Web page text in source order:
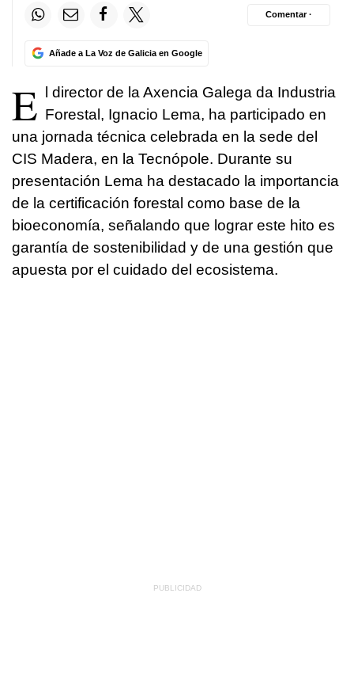
Añade a La Voz de Galicia en Google
Comentar ·
E l director de la Axencia Galega da Industria
Forestal, Ignacio Lema, ha participado en
una jornada técnica celebrada en la sede del
CIS Madera, en la Tecnópole. Durante su
presentación Lema ha destacado la importancia
de la certificación forestal como base de la
bioeconomía, señalando que lograr este hito es
garantía de sostenibilidad y de una gestión que
apuesta por el cuidado del ecosistema.